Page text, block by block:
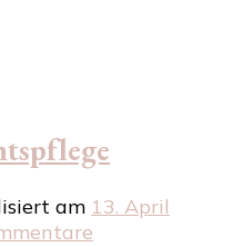
am 13. April